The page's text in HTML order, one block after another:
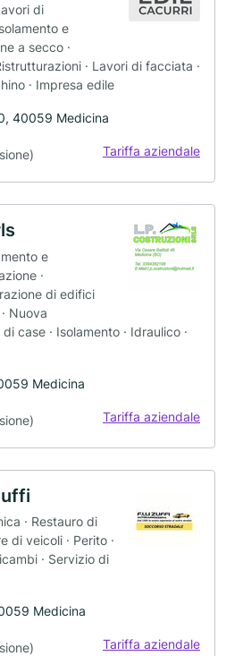
di
e
a secco ·
· Lavori di facciata ·
· Impresa edile
40059 Medicina
Tariffa aziendale
e
·
di edifici
Nuova
case · Isolamento · Idraulico ·
Medicina
Tariffa aziendale
· Restauro di
di veicoli · Perito ·
· Servizio di
Medicina
Tariffa aziendale